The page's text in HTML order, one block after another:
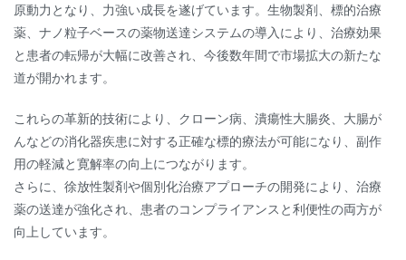
原動力となり、力強い成長を遂げています。生物製剤、標的治療
薬、ナノ粒子ベースの薬物送達システムの導入により、治療効果
と患者の転帰が大幅に改善され、今後数年間で市場拡大の新たな
道が開かれます。
これらの革新的技術により、クローン病、潰瘍性大腸炎、大腸が
んなどの消化器疾患に対する正確な標的療法が可能になり、副作
用の軽減と寛解率の向上につながります。
さらに、徐放性製剤や個別化治療アプローチの開発により、治療
薬の送達が強化され、患者のコンプライアンスと利便性の両方が
向上しています。